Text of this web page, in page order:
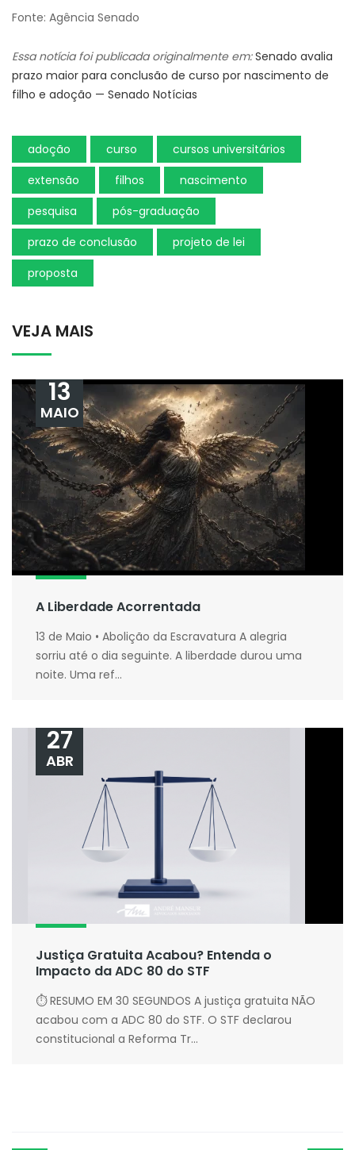
Fonte: Agência Senado
Essa notícia foi publicada originalmente em: Senado avalia
prazo maior para conclusão de curso por nascimento de
filho e adoção — Senado Notícias
adoção curso
cursos universitários
extensão
filhos
nascimento
pesquisa
pós-graduação
prazo de conclusão
projeto de lei
proposta
VEJA MAIS
A Liberdade Acorrentada
13
MAIO
13 de Maio • Abolição da Escravatura A alegria
sorriu até o dia seguinte. A liberdade durou uma
noite. Uma ref...
Justiça Gratuita Acabou? Entenda o
Impacto da ADC 80 do STF
27
ABR
⏱ RESUMO EM 30 SEGUNDOS A justiça gratuita NÃO
acabou com a ADC 80 do STF. O STF declarou
constitucional a Reforma Tr...